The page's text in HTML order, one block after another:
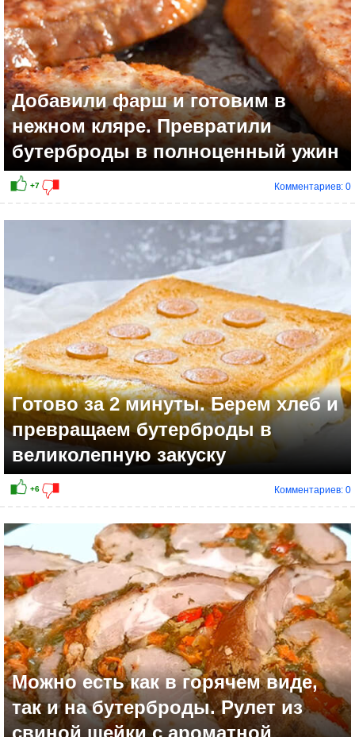
+4
Добавили фарш и готовим в
нежном кляре. Превратили
бутерброды в полноценный ужин
Комментариев: 0
Готово за 2 минуты. Берем хлеб и
превращаем бутерброды в
великолепную закуску
Комментариев: 0
Можно есть как в горячем виде,
так и на бутерброды. Рулет из